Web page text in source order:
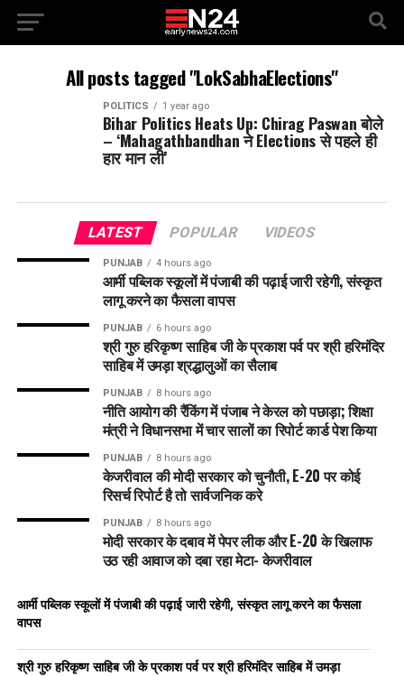
All posts tagged "LokSabhaElections"
POLITICS 1 year ago
Bihar Politics Heats Up: Chirag Paswan बोले
– ‘Mahagathbandhan ने Elections से पहले ही
हार मान ली’
LATEST POPULAR VIDEOS
PUNJAB 4 hours ago
आर्मी पब्लिक स्कूलों में पंजाबी की पढ़ाई जारी रहेगी, संस्कृत
लागू करने का फैसला वापस
PUNJAB 6 hours ago
श्री गुरु हरिकृष्ण साहिब जी के प्रकाश पर्व पर श्री हरिमंदिर
साहिब में उमड़ा श्रद्धालुओं का सैलाब
PUNJAB 8 hours ago
नीति आयोग की रैंकिंग में पंजाब ने केरल को पछाड़ा; शिक्षा
मंत्री ने विधानसभा में चार सालों का रिपोर्ट कार्ड पेश किया
PUNJAB 8 hours ago
केजरीवाल की मोदी सरकार को चुनौती, E-20 पर कोई
रिसर्च रिपोर्ट है तो सार्वजनिक करे
PUNJAB 8 hours ago
मोदी सरकार के दबाव में पेपर लीक और E-20 के खिलाफ
उठ रही आवाज को दबा रहा मेटा- केजरीवाल
आर्मी पब्लिक स्कूलों में पंजाबी की पढ़ाई जारी रहेगी, संस्कृत लागू करने का फैसला
वापस
श्री गुरु हरिकृष्ण साहिब जी के प्रकाश पर्व पर श्री हरिमंदिर साहिब में उमड़ा